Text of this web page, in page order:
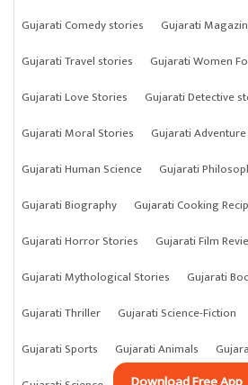
Gujarati Comedy stories
Gujarati
Gujarati Travel stories
Gujarati Women
Gujarati Love Stories
Gujarati Detective
Gujarati Moral Stories
Gujarati
Gujarati Human Science
Gujarati
Gujarati Biography
Gujarati Cooking
Gujarati Horror Stories
Gujarati Film
Gujarati Mythological Stories
Gujarati
Gujarati Thriller
Gujarati Science-Fiction
Gujarati Sports
Gujarati Animals